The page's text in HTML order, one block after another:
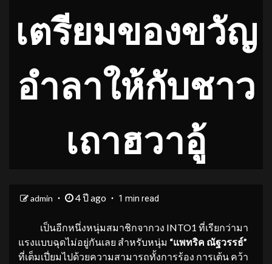
เตรียมของขวัญ
อำลาให้กับชาว
เถาฮวาอู้
admin 4 ปี ago 1 min read
เป็นอีกหนึ่งหนุ่มสมาชิกจากวง INTO1 ที่เรียกว่ามา
แรงแบบฉุดไม่อยู่กันเลย สำหรับหนุ่ม “แพทริค ณัฐวรรธ์”
ที่เต็มเปี่ยมไปด้วยความสามารถทั้งการร้อง การเต้น คว้า